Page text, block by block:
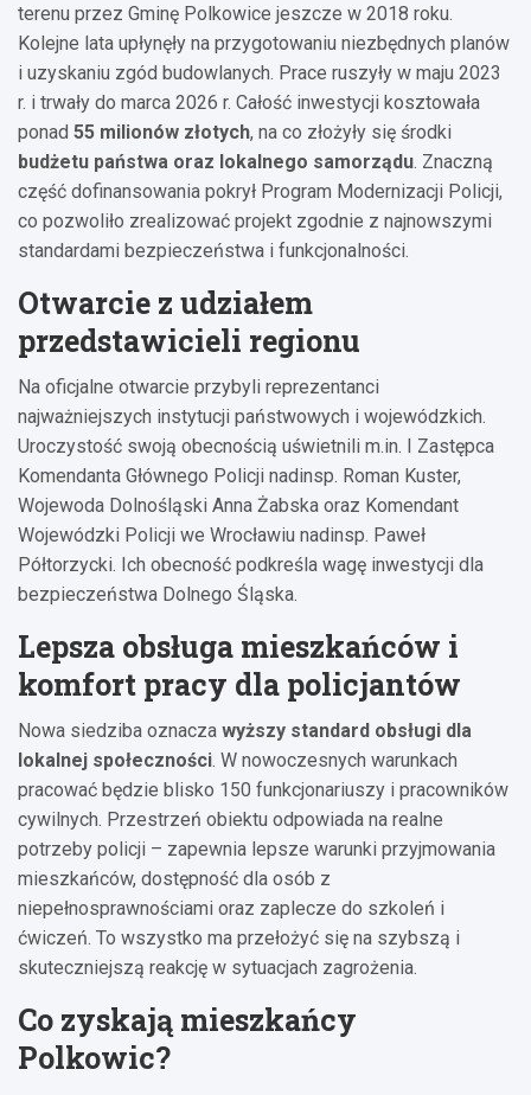
terenu przez Gminę Polkowice jeszcze w 2018 roku.
Kolejne lata upłynęły na przygotowaniu niezbędnych planów
i uzyskaniu zgód budowlanych. Prace ruszyły w maju 2023
r. i trwały do marca 2026 r. Całość inwestycji kosztowała
ponad 55 milionów złotych, na co złożyły się środki
budżetu państwa oraz lokalnego samorządu. Znaczną
część dofinansowania pokrył Program Modernizacji Policji,
co pozwoliło zrealizować projekt zgodnie z najnowszymi
standardami bezpieczeństwa i funkcjonalności.
Otwarcie z udziałem
przedstawicieli regionu
Na oficjalne otwarcie przybyli reprezentanci
najważniejszych instytucji państwowych i wojewódzkich.
Uroczystość swoją obecnością uświetnili m.in. I Zastępca
Komendanta Głównego Policji nadinsp. Roman Kuster,
Wojewoda Dolnośląski Anna Żabska oraz Komendant
Wojewódzki Policji we Wrocławiu nadinsp. Paweł
Półtorzycki. Ich obecność podkreśla wagę inwestycji dla
bezpieczeństwa Dolnego Śląska.
Lepsza obsługa mieszkańców i
komfort pracy dla policjantów
Nowa siedziba oznacza wyższy standard obsługi dla
lokalnej społeczności. W nowoczesnych warunkach
pracować będzie blisko 150 funkcjonariuszy i pracowników
cywilnych. Przestrzeń obiektu odpowiada na realne
potrzeby policji – zapewnia lepsze warunki przyjmowania
mieszkańców, dostępność dla osób z
niepełnosprawnościami oraz zaplecze do szkoleń i
ćwiczeń. To wszystko ma przełożyć się na szybszą i
skuteczniejszą reakcję w sytuacjach zagrożenia.
Co zyskają mieszkańcy
Polkowic?